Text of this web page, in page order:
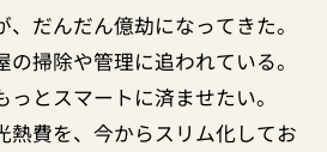
だんだん億劫になってきた。
掃除や管理に追われている。
っとスマートに済ませたい。
熱費を、今からスリム化してお